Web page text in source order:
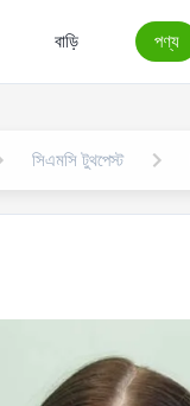
বাড়ি পণ্য
সিএমসি টুথপেস্ট